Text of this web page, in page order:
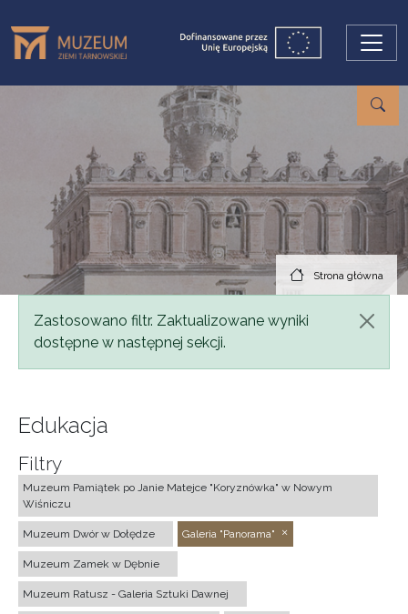
Strona główna
Komunikat
Zastosowano filtr. Zaktualizowane wyniki
dostępne w następnej sekcji.
Edukacja
Filtry
Muzeum Pamiątek po Janie Matejce "Koryznówka" w Nowym
Wiśniczu
Muzeum Dwór w Dołędze Galeria "Panorama"
Muzeum Zamek w Dębnie
Muzeum Ratusz - Galeria Sztuki Dawnej